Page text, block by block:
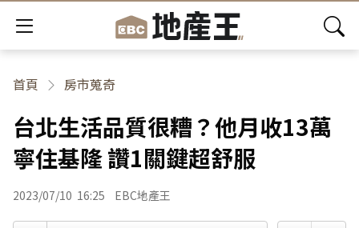
首頁 房市蒐奇
台北生活品質很糟？他月收13萬
寧住基隆 讚1關鍵超舒服
2023/07/10 16:25 EBC地產王